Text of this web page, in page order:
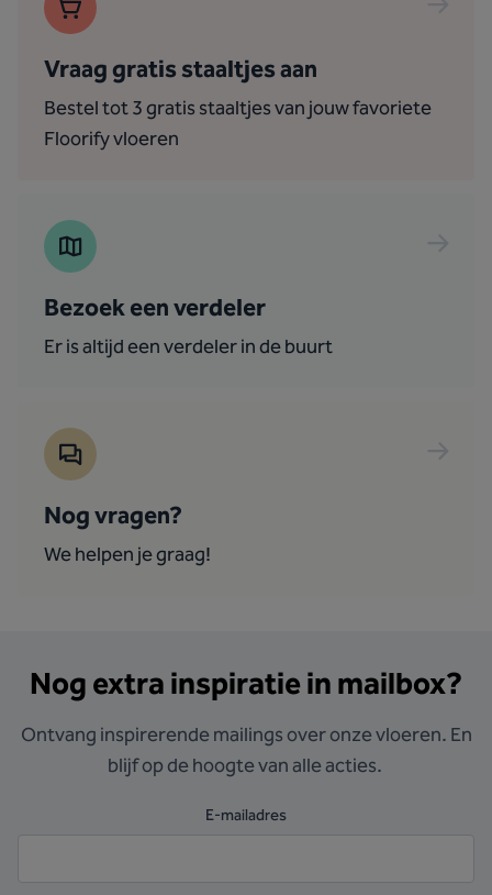
Vraag gratis staaltjes aan
Bestel tot 3 gratis staaltjes van jouw favoriete
Floorify vloeren
Bezoek een verdeler
Er is altijd een verdeler in de buurt
Nog vragen?
We helpen je graag!
Nog extra inspiratie in mailbox?
Ontvang inspirerende mailings over onze vloeren. En
blijf op de hoogte van alle acties.
E-mailadres